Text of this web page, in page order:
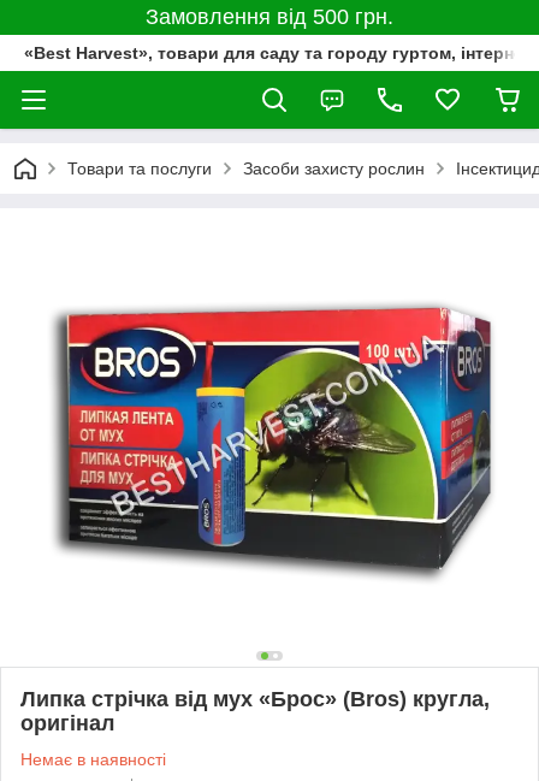
Замовлення від 500 грн.
«Best Harvest», товари для саду та городу гуртом,
Товари та послуги Засоби захисту рослин
Липка стрічка від мух «Брос» (Bros) кругла,
оригінал
Немає в наявності